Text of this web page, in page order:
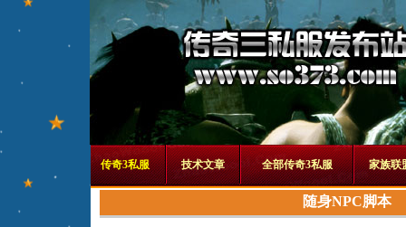
传奇3私服 技术文章 全部传奇3私服 家族联
随身NPC脚本